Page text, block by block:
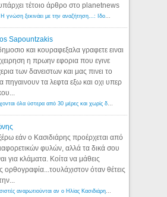
τέτοιο άρθρο στο planetnews
Λόγιος Ερμής | Η γνώση ξεκινάει με την αναζήτηση...: Ιδού οι 18 που χρωστούν 11 δις ευρώ!
Sapountzakis
και κουραφεξαλα γραφετε ειναι
η πρωην εφορια που εγινε
των δανειστων και μας πινει το
πηγαινουν τα λεφτα εξω και οχι υπερ
Εφορία: Κατάσχονται όλα ύστερα από 30 μέρες και χωρίς δικαστικές αποφάσεις - Λόγιος Ερμής
εάν ο Κασιδιάρης προέρχεται από
φυλών, αλλά τα δικά σου
για κλάματα. Κοίτα να μάθεις
ορθογραφία...τουλάχιστον όταν θέτεις
Αμερικανοί ρατσιστές αναρωτιούνται αν ο Ηλίας Κασιδιάρης ανήκει στη λευκή φυλή... - Λόγιος Ερμής